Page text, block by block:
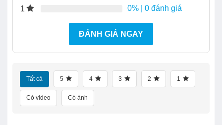
1
0% | 0 đánh giá
ĐÁNH GIÁ NGAY
Tất cả 5 4 3 2 1
Có video Có ảnh